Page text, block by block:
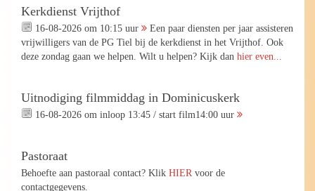
Kerkdienst Vrijthof
16-08-2026 om 10:15 uur
Een paar diensten per jaar assisteren
vrijwilligers van de PG Tiel bij de kerkdienst in het Vrijthof. Ook
deze zondag gaan we helpen. Wilt u helpen? Kijk dan hier even...
Uitnodiging filmmiddag in Dominicuskerk
16-08-2026 om inloop 13:45 / start film14:00 uur
Pastoraat
Behoefte aan pastoraal contact? Klik HIER voor de
contactgegevens.